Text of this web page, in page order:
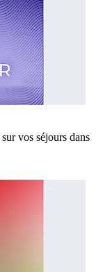
sur vos séjours dans